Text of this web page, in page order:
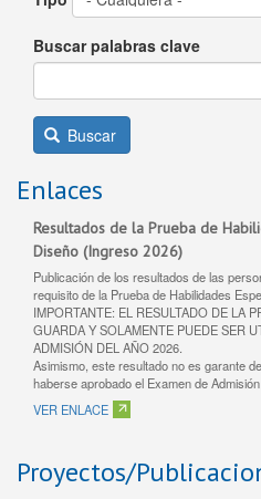
Buscar palabras clave
Buscar
Enlaces
Resultados de la Prueba de
Diseño (Ingreso 2026)
Publicación de los resultados de las
requisito de la Prueba de Habilidades
IMPORTANTE: EL RESULTADO DE LA
GUARDA Y SOLAMENTE PUEDE SER
ADMISIÓN DEL AÑO 2026.
Asimismo, este resultado no es garante
haberse aprobado el Examen de
VER ENLACE
Proyectos/